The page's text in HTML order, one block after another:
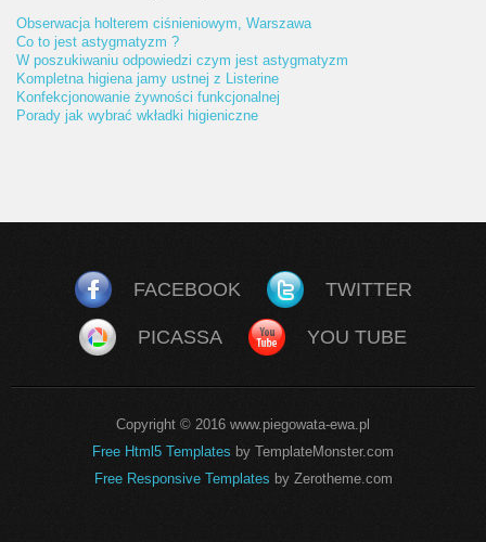
Obserwacja holterem ciśnieniowym, Warszawa
Co to jest astygmatyzm ?
W poszukiwaniu odpowiedzi czym jest astygmatyzm
Kompletna higiena jamy ustnej z Listerine
Konfekcjonowanie żywności funkcjonalnej
Porady jak wybrać wkładki higieniczne
FACEBOOK TWITTER
PICASSA YOU TUBE
Copyright © 2016 www.piegowata-ewa.pl
Free Html5 Templates by TemplateMonster.com
Free Responsive Templates by Zerotheme.com